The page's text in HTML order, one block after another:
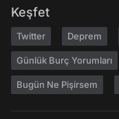
Keşfet
Twitter Deprem
Günlük Burç Yorumları
Bugün Ne Pişirsem